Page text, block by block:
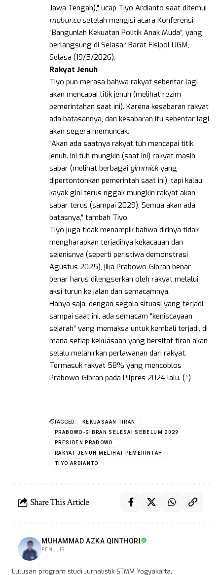
Jawa Tengah),” ucap Tiyo Ardianto saat ditemui
mabur.cosetelah mengisi acara Konferensi
“Bangunlah Kekuatan Politik Anak Muda”, yang
berlangsung di Selasar Barat Fisipol UGM,
Selasa (19/5/2026).
Rakyat Jenuh
Tiyo pun merasa bahwa rakyat sebentar lagi
akan mencapai titik jenuh (melihat rezim
pemerintahan saat ini). Karena kesabaran rakyat
ada batasannya, dan kesabaran itu sebentar lagi
akan segera memuncak.
“Akan ada saatnya rakyat tuh mencapai titik
jenuh. Ini tuh mungkin (saat ini) rakyat masih
sabar (melihat berbagai gimmick yang
dipertontonkan pemerintah saat ini), tapi kalau
kayak gini terus nggak mungkin rakyat akan
sabar terus (sampai 2029), Semua akan ada
batasnya,” tambah Tiyo.
Tiyo juga tidak menampik bahwa dirinya tidak
mengharapkan terjadinya kekacauan dan
sejenisnya (seperti peristiwa demonstrasi
Agustus 2025), jika Prabowo-Gibran benar-
benar harus dilengserkan oleh rakyat melalui
aksi turun ke jalan dan semacamnya.
Hanya saja, dengan segala situasi yang terjadi
sampai saat ini, ada semacam “keniscayaan
sejarah” yang memaksa untuk kembali terjadi, di
mana setiap kekuasaan yang bersifat tiran akan
selalu melahirkan perlawanan dari rakyat.
Termasuk rakyat 58% yang mencoblos
Prabowo-Gibran pada Pilpres 2024 lalu. (*)
TAGGED:
KEKUASAAN TIRAN
PRABOWO-GIBRAN SELESAI SEBELUM 2029
PRESIDEN PRABOWO
RAKYAT JENUH MELIHAT PEMERINTAH
TIYO ARDIANTO
Share This Article
MUHAMMAD AZKA QINTHORI
PENULIS
Lulusan program studi Jurnalistik STMM Yogyakarta,